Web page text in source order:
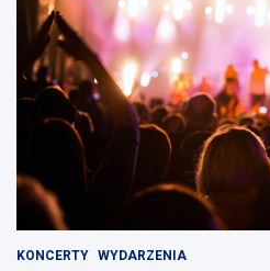
KONCERTY WYDARZENIA